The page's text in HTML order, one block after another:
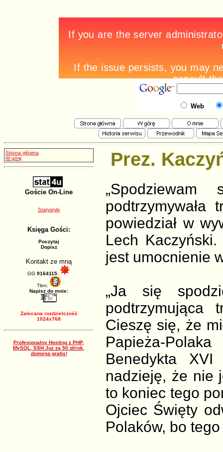
Web
Strona główna
W górę
Goście On-Line
Statystyki
Księga Gości:
Poczytaj
Dopisz
Kontakt ze mną
GG 9164115:
Tlen:
Napisz do mnie:
Zalecana rozdzielczość
1024x768
Profesjonalny Hosting z PHP,
MySQL, SSH Juz za 50 zł/rok,
domena gratis!
Prez.
podtrzymywała
powiedział w
Lech
jest umocnienie
„Ja się
podtrzymująca
Cieszę się, że
Papieża-
Benedykta
nadzieję, że nie
to koniec tego
Ojciec Święty
Polaków, bo